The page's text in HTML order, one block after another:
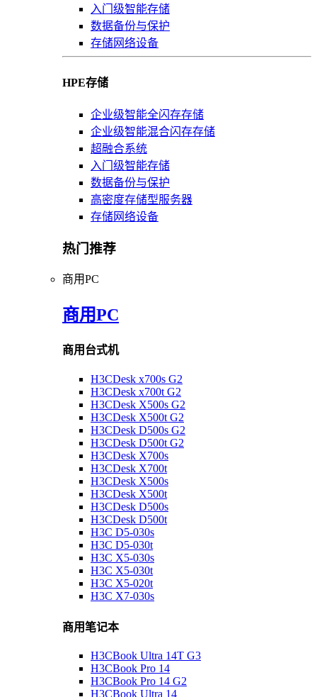
入门级智能存储
数据备份与保护
存储网络设备
HPE存储
企业级智能全闪存存储
企业级智能混合闪存存储
超融合系统
入门级智能存储
数据备份与保护
高密度存储型服务器
存储网络设备
热门推荐
商用PC
商用PC
商用台式机
H3CDesk x700s G2
H3CDesk x700t G2
H3CDesk X500s G2
H3CDesk X500t G2
H3CDesk D500s G2
H3CDesk D500t G2
H3CDesk X700s
H3CDesk X700t
H3CDesk X500s
H3CDesk X500t
H3CDesk D500s
H3CDesk D500t
H3C D5-030s
H3C D5-030t
H3C X5-030s
H3C X5-030t
H3C X5-020t
H3C X7-030s
商用笔记本
H3CBook Ultra 14T G3
H3CBook Pro 14
H3CBook Pro 14 G2
H3CBook Ultra 14